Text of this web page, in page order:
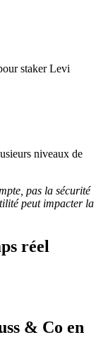
staker Levi
niveaux de
pas la sécurité
peut impacter la
réel
& Co en